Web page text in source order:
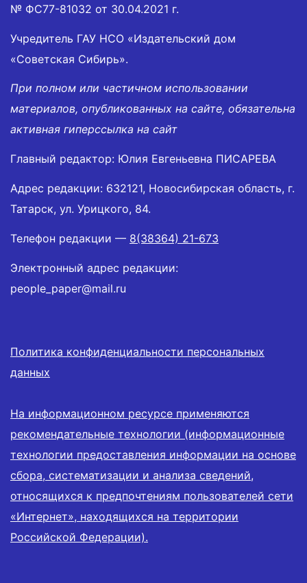
№ ФС77-81032 от 30.04.2021 г.
Учредитель ГАУ НСО «Издательский дом
«Советская Сибирь».
При полном или частичном использовании
материалов, опубликованных на сайте, обязательна
активная гиперссылка на сайт
Главный редактор: Юлия Евгеньевна ПИСАРЕВА
Адрес редакции: 632121, Новосибирская область, г.
Татарск, ул. Урицкого, 84.
Телефон редакции — 8(38364) 21-673
Электронный адрес редакции:
people_paper@mail.ru
Политика конфиденциальности персональных
данных
На информационном ресурсе применяются
рекомендательные технологии (информационные
технологии предоставления информации на основе
сбора, систематизации и анализа сведений,
относящихся к предпочтениям пользователей сети
«Интернет», находящихся на территории
Российской Федерации).